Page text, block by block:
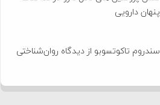
پنهان دارویی
سندروم تاکوتسوبو از دیدگاه روان‌شناختی